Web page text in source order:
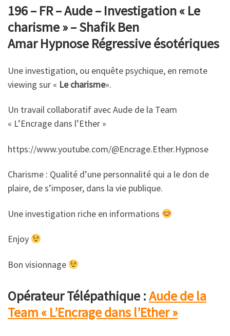
196 – FR – Aude – Investigation « Le
charisme » – Shafik Ben
Amar Hypnose Régressive ésotériques
Une investigation, ou enquête psychique, en remote
viewing sur « Le charisme».
Un travail collaboratif avec Aude de la Team
« L’Encrage dans l’Ether »
https://www.youtube.com/@Encrage.Ether.Hypnose
Charisme : Qualité d’une personnalité qui a le don de
plaire, de s’imposer, dans la vie publique.
Une investigation riche en informations
Enjoy
Bon visionnage
Opérateur Télépathique :Aude de la
Team « L’Encrage dans l’Ether »